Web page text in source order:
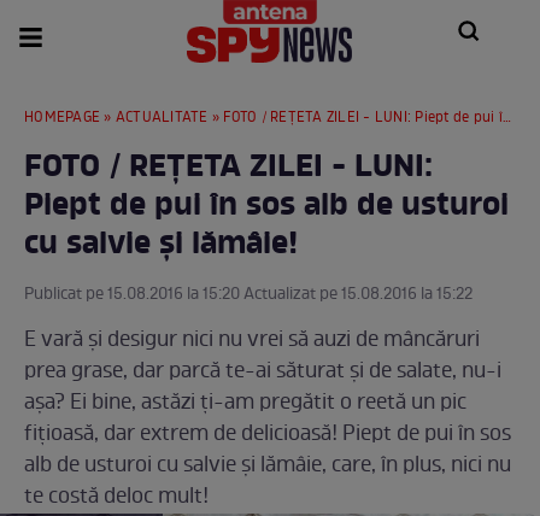
HOMEPAGE » ACTUALITATE » FOTO / REŢETA ZILEI - LUNI: Piept de pui în sos alb de usturoi cu salvie și lămâie!
FOTO / REŢETA ZILEI - LUNI:
Piept de pui în sos alb de usturoi
cu salvie și lămâie!
Publicat pe 15.08.2016 la 15:20 Actualizat pe 15.08.2016 la 15:22
E vară şi desigur nici nu vrei să auzi de mâncăruri
prea grase, dar parcă te-ai săturat şi de salate, nu-i
aşa? Ei bine, astăzi ţi-am pregătit o reetă un pic
fiţioasă, dar extrem de delicioasă! Piept de pui în sos
alb de usturoi cu salvie și lămâie, care, în plus, nici nu
te costă deloc mult!